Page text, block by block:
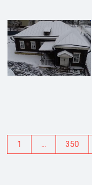
1 ... 350